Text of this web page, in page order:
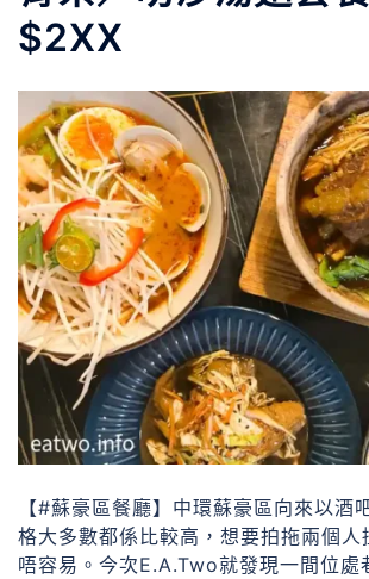
$2XX
【#蘇豪區餐廳】中環蘇豪區向來以酒
格大多數都係比較高，想要拍拖兩個人
唔容易。今次E.A.Two就發現一間位處